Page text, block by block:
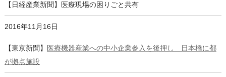
【日経産業新聞】医療現場の困りごと共有
2016年11月16日
【東京新聞】
医療機器産業への中小企業参入を後押し 日本橋に都
が拠点施設